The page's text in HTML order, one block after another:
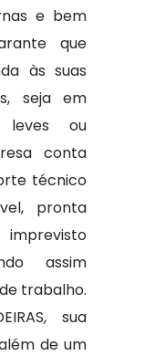
e bem
que
às suas
seja em
leves ou
conta
técnico
pronta
assim
trabalho.
sua
de um